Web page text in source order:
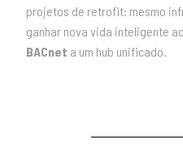
projetos de retrofit: mesmo
ganhar nova vida inteligente
BACnet a um hub unificado.